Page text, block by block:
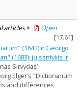
articles
Open
[17.61]
(1642) ir Georgo
(1683): jų santykis ir
Sirvydas’
Elger’s "Dictionarium
and differences